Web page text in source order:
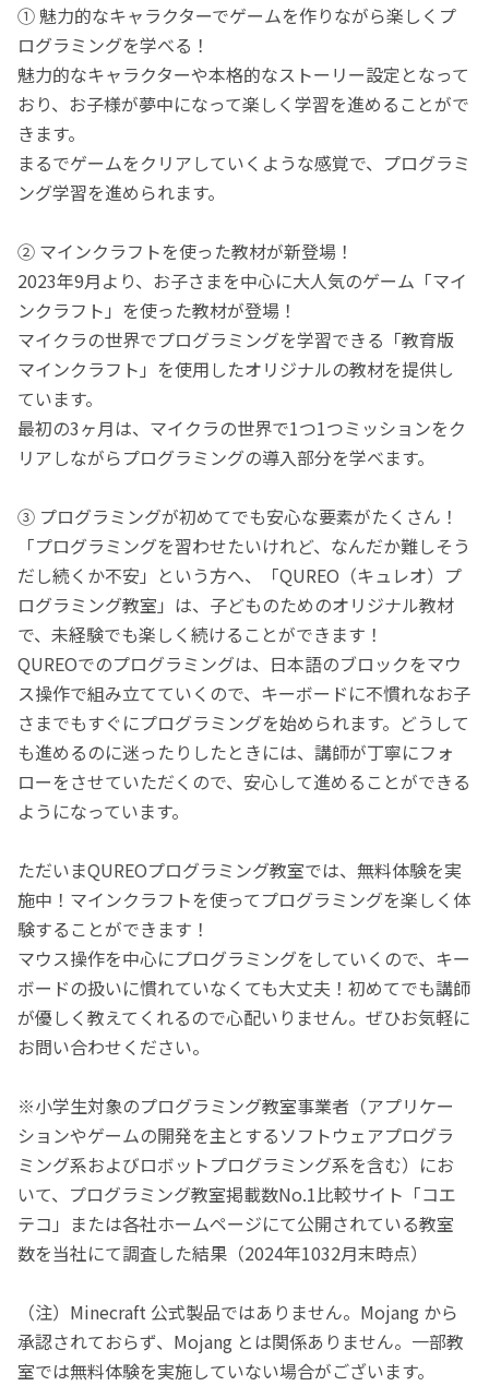
① 魅力的なキャラクターでゲームを作りながら楽しくプ
ログラミングを学べる！
魅力的なキャラクターや本格的なストーリー設定となって
おり、お子様が夢中になって楽しく学習を進めることがで
きます。
まるでゲームをクリアしていくような感覚で、プログラミ
ング学習を進められます。
② マインクラフトを使った教材が新登場！
2023年9月より、お子さまを中心に大人気のゲーム「マイ
ンクラフト」を使った教材が登場！
マイクラの世界でプログラミングを学習できる「教育版
マインクラフト」を使用したオリジナルの教材を提供し
ています。
最初の3ヶ月は、マイクラの世界で1つ1つミッションをク
リアしながらプログラミングの導入部分を学べます。
③ プログラミングが初めてでも安心な要素がたくさん！
「プログラミングを習わせたいけれど、なんだか難しそう
だし続くか不安」という方へ、「QUREO（キュレオ）プ
ログラミング教室」は、子どものためのオリジナル教材
で、未経験でも楽しく続けることができます！
QUREOでのプログラミングは、日本語のブロックをマウ
ス操作で組み立てていくので、キーボードに不慣れなお子
さまでもすぐにプログラミングを始められます。どうして
も進めるのに迷ったりしたときには、講師が丁寧にフォ
ローをさせていただくので、安心して進めることができる
ようになっています。
ただいまQUREOプログラミング教室では、無料体験を実
施中！マインクラフトを使ってプログラミングを楽しく体
験することができます！
マウス操作を中心にプログラミングをしていくので、キー
ボードの扱いに慣れていなくても大丈夫！初めてでも講師
が優しく教えてくれるので心配いりません。ぜひお気軽に
お問い合わせください。
※小学生対象のプログラミング教室事業者（アプリケー
ションやゲームの開発を主とするソフトウェアプログラ
ミング系およびロボットプログラミング系を含む）にお
いて、プログラミング教室掲載数No.1比較サイト「コエ
テコ」または各社ホームページにて公開されている教室
数を当社にて調査した結果（2024年1032月末時点）
（注）Minecraft 公式製品ではありません。Mojang から
承認されておらず、Mojang とは関係ありません。一部教
室では無料体験を実施していない場合がございます。